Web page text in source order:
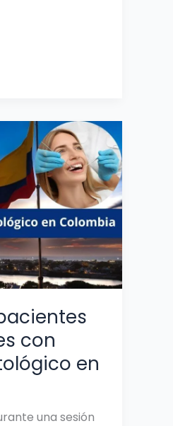
con
en
una sesión